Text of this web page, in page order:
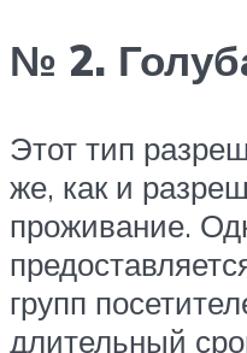
№ 2.
Этот тип
же, как и
проживание.
групп
длительный